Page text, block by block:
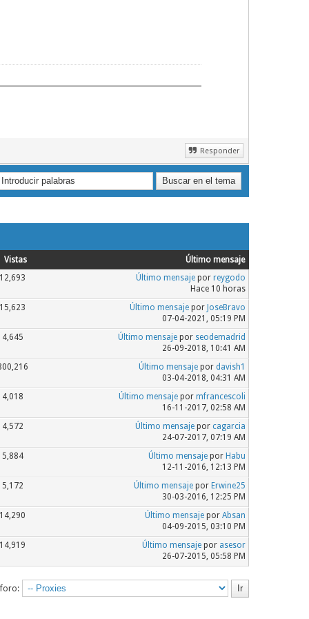
Responder
Vistas
Último mensaje
12,693
Último mensajepor reygodo
Hace 10 horas
15,623
Último mensajepor JoseBravo
07-04-2021, 05:19 PM
4,645
Último mensajepor seodemadrid
26-09-2018, 10:41 AM
Último mensajepor davish1
03-04-2018, 04:31 AM
4,018
Último mensajepor mfrancescoli
16-11-2017, 02:58 AM
4,572
Último mensajepor cagarcia
24-07-2017, 07:19 AM
5,884
Último mensajepor Habu
12-11-2016, 12:13 PM
5,172
Último mensajepor Erwine25
30-03-2016, 12:25 PM
14,290
Último mensajepor Absan
04-09-2015, 03:10 PM
14,919
Último mensajepor asesor
26-07-2015, 05:58 PM